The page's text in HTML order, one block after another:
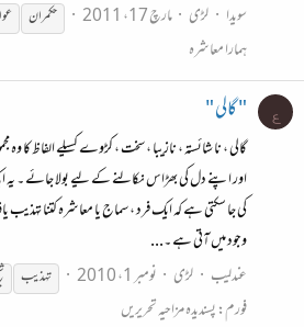
سویدا
لڑی مارچ 17، 2011 حکمران
ہمارا معاشرہ
ع " گالی "
گالی ، نا شائستہ ، نازیبا ، سخت ، کڑوے کسیلے الفاظ کا
اور اپنے دل کی بھڑاس نکالنے کے لیے بولا جائے ۔
کی جا سکتی ہے کہ ایک فرد ، سماج یا معاشرہ کتنا تہذیب
وجود میں آتی ہے ۔...
عندلیب
لڑی نومبر 1، 2010 تہذیب
فورم:پسندیدہ مزاحیہ تحریریں